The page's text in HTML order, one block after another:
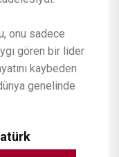
onu sadece
gören bir lider
kaybeden
genelinde